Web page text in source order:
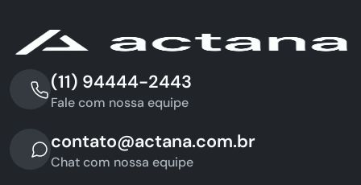
(11) 94444-2443
Fale com nossa equipe
contato@actana.com.br
Chat com nossa equipe